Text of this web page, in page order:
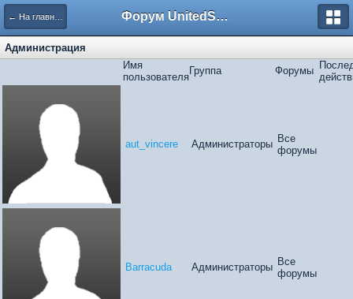
← На главную Форум UnitedSouth
Администрация
Имя
пользователя
Группа Форумы
aut_vincere Администраторы Все
форумы
Barracuda Администраторы Все
форумы